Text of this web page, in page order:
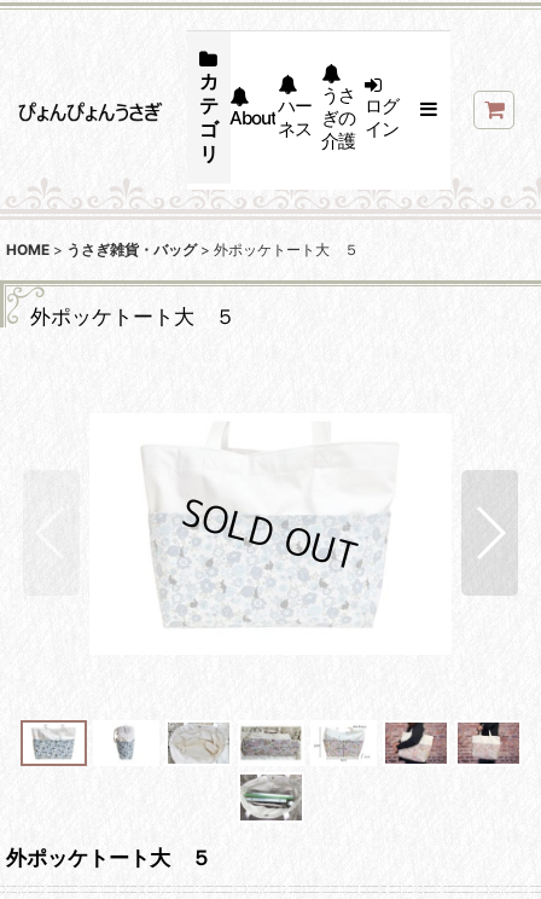
カ
テ
ゴ
リ
Aboutハー
ネス
うさ
ぎの
介護
ログ
イン
HOME > うさぎ雑貨・バッグ > 外ポッケトート大 ５
外ポッケトート大 ５
外ポッケトート大 ５